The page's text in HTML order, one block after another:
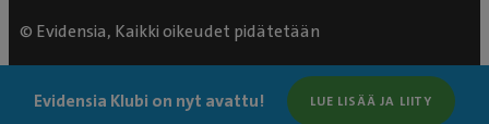
Evidensia Klubi on nyt avattu! LUE LISÄÄ JA LIITY
© Evidensia, Kaikki oikeudet pidätetään